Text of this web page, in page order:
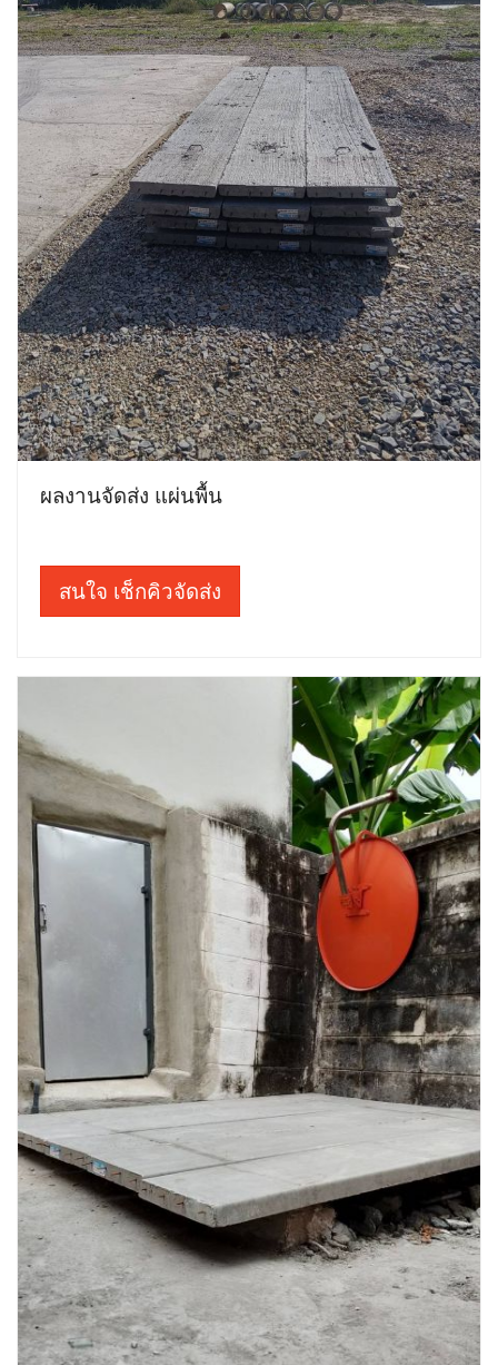
ผลงานจัดส่ง แผ่นพื้น
สนใจ เช็กคิวจัดส่ง